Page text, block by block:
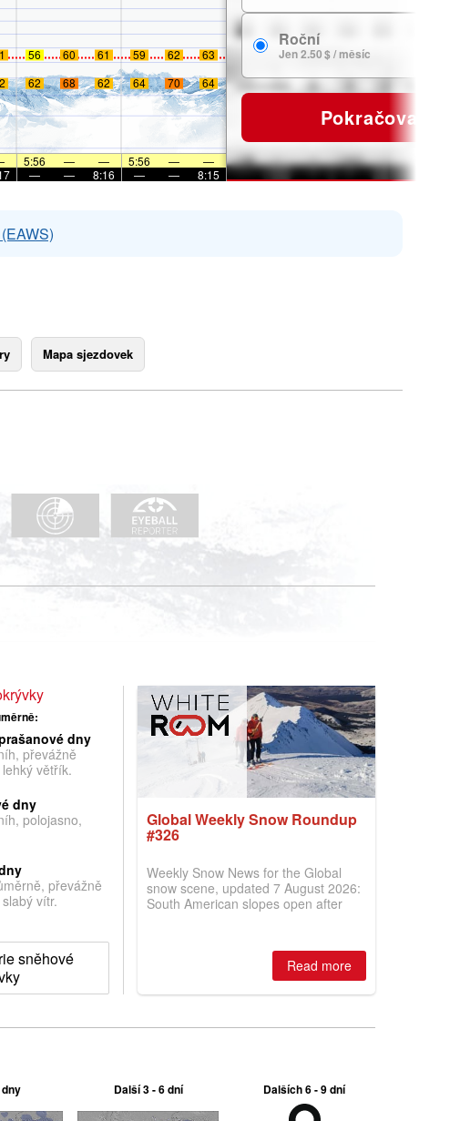
56 60 61 59 62
63
62 68 62 64 70 64
5:56 — — 5:56 —
—
— — 8:16 — — 8:15
Roční
Jen 2.50 $ / měsíc
Pokračovat
Mapa sjezdovek
dny
převážně
větřík.
dny
polojasno,
převážně
vítr.
sněhové
Global Weekly Snow Roundup
#326
Weekly Snow News for the Global
snow scene, updated 7 August 2026:
South American slopes open after
Australian areas open most terrain of
2026, northern hemisphere down to
two outdoor areas still open.
Read more
Další 3 - 6 dní Dalších 6 - 9 dní